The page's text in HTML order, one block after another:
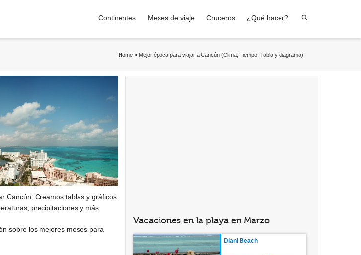
Continentes Meses de viaje Cruceros ¿Qué hacer?
Home » Mejor época para viajar a Cancún (Clima, Tiempo: Tabla y diagrama)
Cancún. Creamos tablas y gráficos
precipitaciones y más.
sobre los mejores meses para
Vacaciones en la playa en Marzo
Diani Beach